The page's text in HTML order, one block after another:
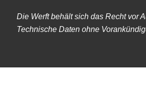
Die Werft behält sich das Recht vor
Technische Daten ohne